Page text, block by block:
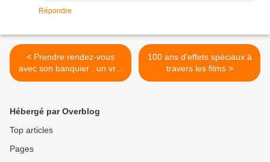
Répondre
< Prendre rendez-vous
avec son banquier : un vrai
défi
100 ans d'effets spéciaux à
travers les films >
Hébergé par Overblog
Top articles
Pages